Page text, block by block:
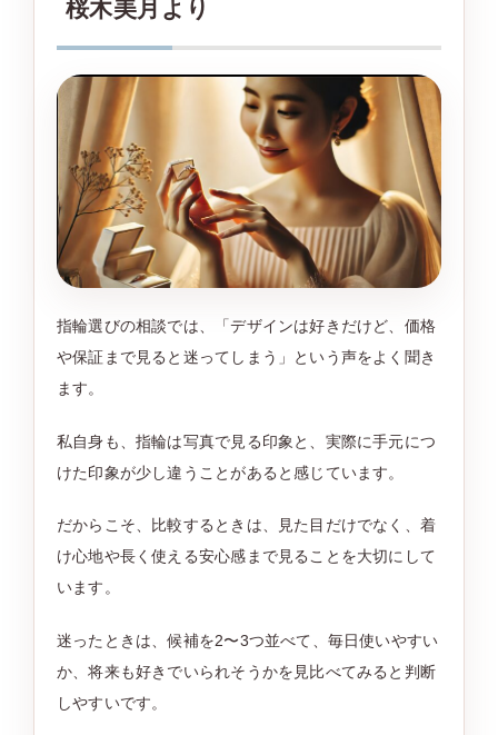
桜木美月より
指輪選びの相談では、「デザインは好きだけど、価格
や保証まで見ると迷ってしまう」という声をよく聞き
ます。
私自身も、指輪は写真で見る印象と、実際に手元につ
けた印象が少し違うことがあると感じています。
だからこそ、比較するときは、見た目だけでなく、着
け心地や長く使える安心感まで見ることを大切にして
います。
迷ったときは、候補を2〜3つ並べて、毎日使いやすい
か、将来も好きでいられそうかを見比べてみると判断
しやすいです。